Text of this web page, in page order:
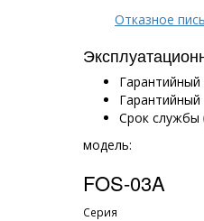
Отказное
Гарантийный
Гарантийный
Срок службы
модель:
FOS-03A
Серия